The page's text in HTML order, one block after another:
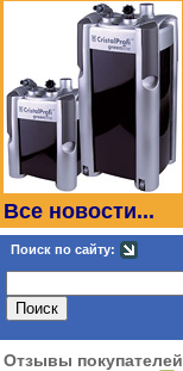
Все новости...
Поиск по сайту:
Отзывы покупателей